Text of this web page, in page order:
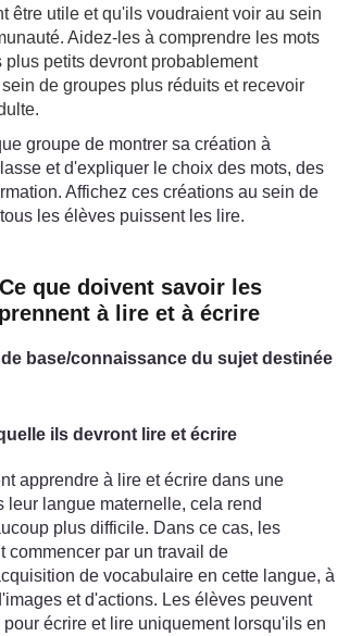
être utile et qu'ils voudraient voir au sein
Aidez-les à comprendre les mots
plus petits devront probablement
de groupes plus réduits et recevoir
groupe de montrer sa création à
et d'expliquer le choix des mots, des
Affichez ces créations au sein de
les élèves puissent les lire.
que doivent savoir les
à lire et à écrire
base/connaissance du sujet destinée
ils devront lire et écrire
apprendre à lire et écrire dans une
leur langue maternelle, cela rend
plus difficile. Dans ce cas, les
commencer par un travail de
de vocabulaire en cette langue, à
et d'actions. Les élèves peuvent
écrire et lire uniquement lorsqu'ils en